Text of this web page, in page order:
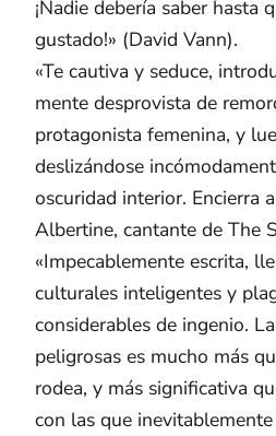
¡Nadie debería saber hasta
gustado!» (David Vann).
«Te cautiva y seduce,
mente desprovista de
protagonista femenina, y
deslizándose
oscuridad interior. Encierra
Albertine, cantante de The
«Impecablemente escrita,
culturales inteligentes y
considerables de ingenio.
peligrosas es mucho más
rodea, y más significativa
con las que